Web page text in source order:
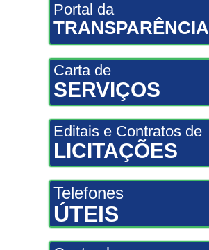
Portal da
TRANSPARÊNCIA
Carta de
SERVIÇOS
Editais e Contratos de
LICITAÇÕES
Telefones
ÚTEIS